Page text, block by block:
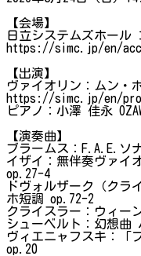
【会場】
日立システムズホール
https://simc.jp/en/
【出演】
ヴァイオリン：ムン・
https://simc.jp/en/
ピアノ：小澤 佳永
【演奏曲】
ブラームス：F.A.E.ソ
イザイ：無伴奏ヴァイ
op.27-4
ドヴォルザーク（クラ
ホ短調 op.72-2
クライスラー：ウィー
シューベルト：幻想曲
ヴィエニャフスキ：「
op.20